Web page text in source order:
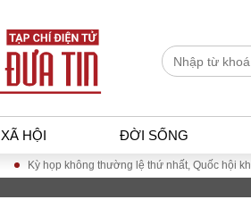
XÃ HỘI ĐỜI SỐNG
XÃ HỘI
Kỳ họp không thường lệ thứ nhất, Quốc hội khóa XVI